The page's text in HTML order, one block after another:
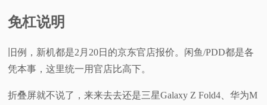
免杠说明
旧例，新机都是2月20日的京东官店报价。闲鱼/PDD都是各
凭本事，这里统一用官店比高下。
折叠屏就不说了，来来去去还是三星Galaxy Z Fold4、华为M